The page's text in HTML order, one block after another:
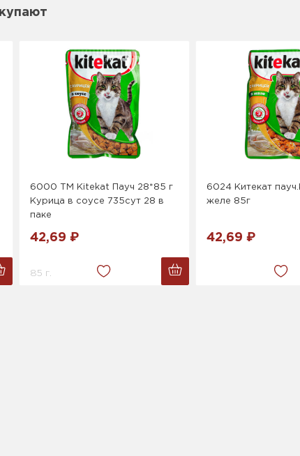
6000 ТМ Kitekat Пауч 28*85 г
Курица в соусе 735сут 28 в
паке
42,69 ₽
85 г.
6024 Китекат
желе 85г
42,69 ₽